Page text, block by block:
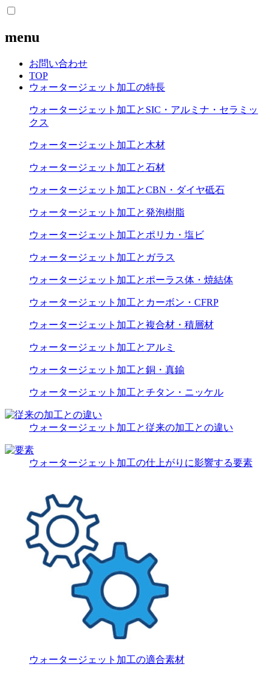
menu
お問い合わせ
TOP
ウォータージェット加工の特長
ウォータージェット加工とSIC・アルミナ・セラミッ
クス
ウォータージェット加工と木材
ウォータージェット加工と石材
ウォータージェット加工とCBN・ダイヤ砥石
ウォータージェット加工と発泡樹脂
ウォータージェット加工とポリカ・塩ビ
ウォータージェット加工とガラス
ウォータージェット加工とポーラス体・焼結体
ウォータージェット加工とカーボン・CFRP
ウォータージェット加工と複合材・積層材
ウォータージェット加工とアルミ
ウォータージェット加工と銅・真鍮
ウォータージェット加工とチタン・ニッケル
ウォータージェット加工と従来の加工との違い
ウォータージェット加工の仕上がりに影響する要素
ウォータージェット加工の適合素材